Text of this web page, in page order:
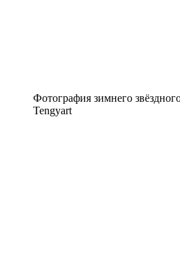
Фотография зимнего
Tengyart